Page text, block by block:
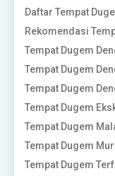
Daftar Tempat
Rekomendasi
Tempat Dugem
Tempat Dugem
Tempat Dugem
Tempat Dugem
Tempat Dugem
Tempat Dugem
Tempat Dugem